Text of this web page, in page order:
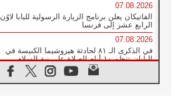
07.08.2026
الفاتيكان يعلن برنامج الزيارة الرسولية للبابا لاوُن
الرابع عشر إلى فرنسا
07.08.2026
في الذكرى الـ ٨١ لحادثة هيروشيما الكنيسة في
اليابان تنظم ١٠ أيام للصلاة على نية السلام
الكنيسة في الأوروغواي: زيارة البابا ستعزز